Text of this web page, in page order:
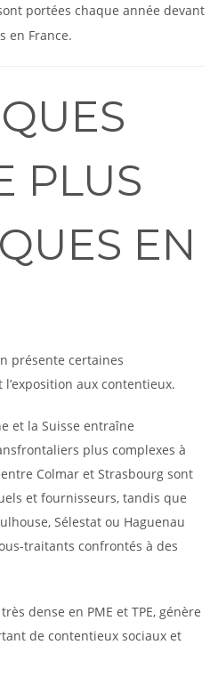
portées chaque année devant
en France.
PLUS
EN
présente certaines
aux contentieux.
et la Suisse entraîne
plus complexes à
Colmar et Strasbourg sont
et fournisseurs, tandis que
Sélestat ou Haguenau
traitants confrontés à des
dense en PME et TPE, génère
de contentieux sociaux et